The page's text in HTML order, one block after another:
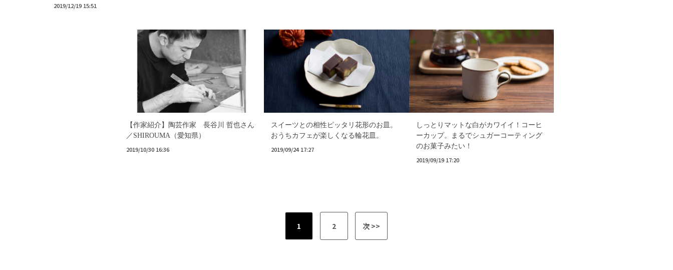
2019/12/19 15:51
【作家紹介】陶芸作家 長谷川 哲也さん
／SHIROUMA（愛知県）
2019/10/30 16:36
スイーツとの相性ピッタリ花形のお皿。
おうちカフェが楽しくなる輪花皿。
2019/09/24 17:27
しっとりマットな白がカワイイ！コーヒ
ーカップ。まるでシュガーコーティング
のお菓子みたい！
2019/09/19 17:20
1 2 次 >>